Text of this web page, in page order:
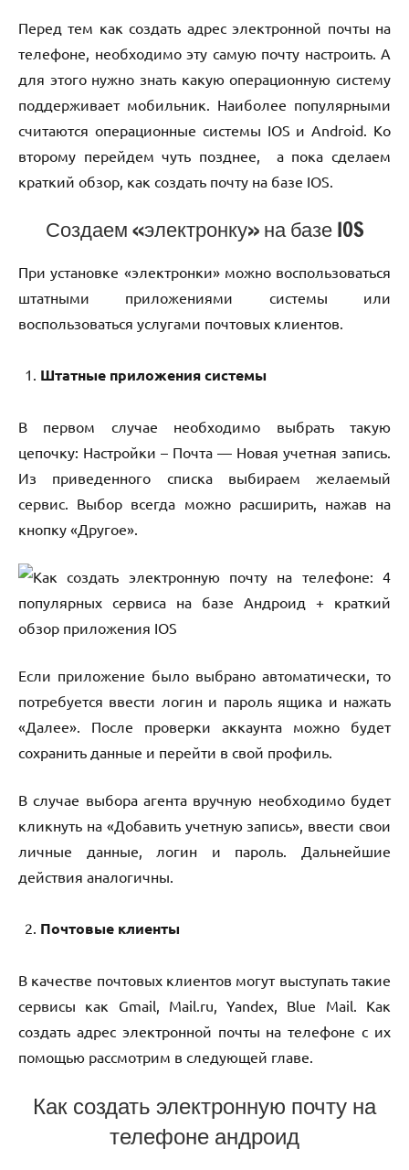
Перед тем как создать адрес электронной почты на
телефоне, необходимо эту самую почту настроить. А
для этого нужно знать какую операционную систему
поддерживает мобильник. Наиболее популярными
считаются операционные системы IOS и Android. Ко
второму перейдем чуть позднее, а пока сделаем
краткий обзор, как создать почту на базе IOS.
Создаем «электронку» на базе IOS
При установке «электронки» можно воспользоваться
штатными приложениями системы или
воспользоваться услугами почтовых клиентов.
Штатные приложения системы
В первом случае необходимо выбрать такую
цепочку: Настройки – Почта — Новая учетная запись.
Из приведенного списка выбираем желаемый
сервис. Выбор всегда можно расширить, нажав на
кнопку «Другое».
Если приложение было выбрано автоматически, то
потребуется ввести логин и пароль ящика и нажать
«Далее». После проверки аккаунта можно будет
сохранить данные и перейти в свой профиль.
В случае выбора агента вручную необходимо будет
кликнуть на «Добавить учетную запись», ввести свои
личные данные, логин и пароль. Дальнейшие
действия аналогичны.
Почтовые клиенты
В качестве почтовых клиентов могут выступать такие
сервисы как Gmail, Mail.ru, Yandex, Blue Mail. Как
создать адрес электронной почты на телефоне с их
помощью рассмотрим в следующей главе.
Как создать электронную почту на
телефоне андроид